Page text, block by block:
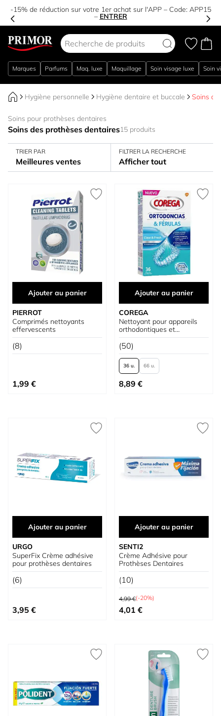
-15% de réduction sur votre 1er achat sur l'APP – Code: APP15
– ENTRER
Marques Parfums Maq. luxe Maquillage Soin visage luxe Soin
Hygiène personnelle Hygiène dentaire et buccale Soins
Soins pour prothèses dentaires
Soins des prothèses dentaires15 produits
TRIER PAR
Meilleures ventes
FILTRER LA RECHERCHE
Afficher tout
Ajouter au panier
PIERROT
Comprimés nettoyants
effervescents
(8)
1,99 €
Ajouter au panier
COREGA
Nettoyant pour appareils
orthodontiques et
gouttières
(50)
36 u. 66 u.
À partir de
8,89 €
Ajouter au panier
URGO
SuperFix Crème adhésive
pour prothèses dentaires
(6)
3,95 €
Ajouter au panier
SENTI2
Crème Adhésive pour
Prothèses Dentaires
(10)
Prix normal
4,99 €(-20%)
Prix spécial
4,01 €